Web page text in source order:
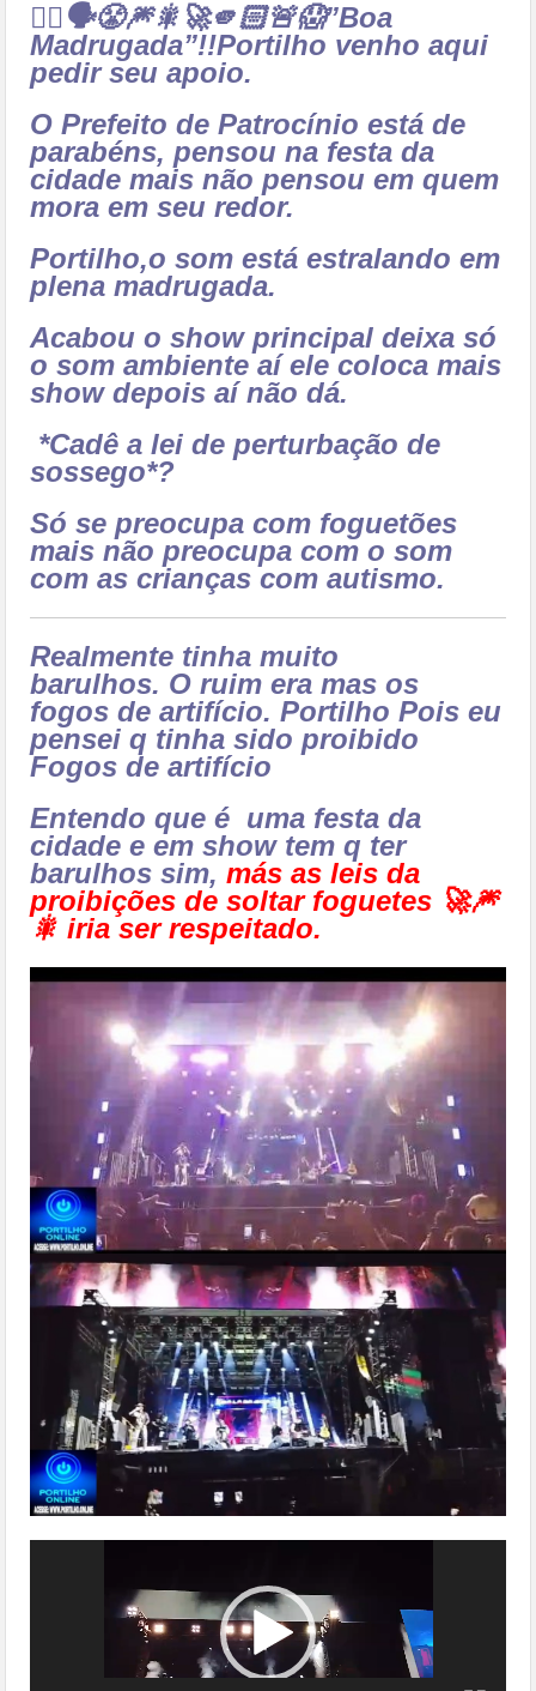
👉🏻🗣😤🎆🎇🚀🫵🏻🚨😱”Boa
Madrugada”!!Portilho venho aqui
pedir seu apoio.
O Prefeito de Patrocínio está de
parabéns, pensou na festa da
cidade mais não pensou em quem
mora em seu redor.
Portilho,o som está estralando em
plena madrugada.
Acabou o show principal deixa só
o som ambiente aí ele coloca mais
show depois aí não dá.
*Cadê a lei de perturbação de
sossego*?
Só se preocupa com foguetões
mais não preocupa com o som
com as crianças com autismo.
Realmente tinha muito
barulhos. O ruim era mas os
fogos de artifício. Portilho Pois eu
pensei q tinha sido proibido
Fogos de artifício
Entendo que é uma festa da
cidade e em show tem q ter
barulhos sim,más as leis da
proibições de soltar foguetes 🚀🎆
🎇 iria ser respeitado.